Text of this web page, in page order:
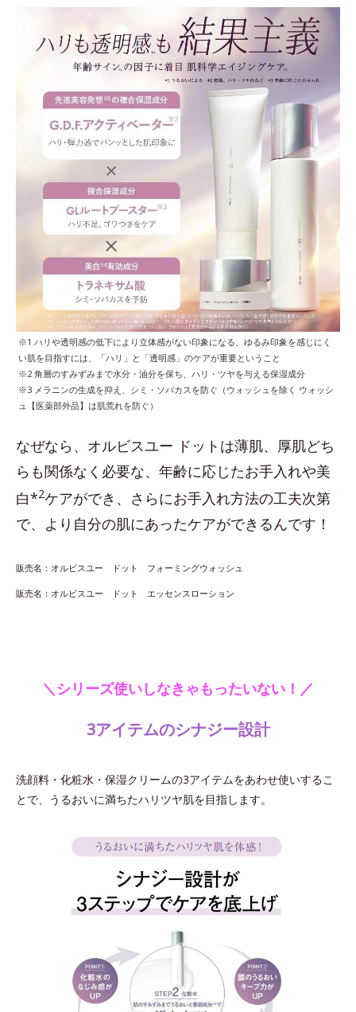
※1 ハリや透明感の低下により立体感がない印象になる、ゆるみ印象を感じにく
い肌を目指すには、「ハリ」と「透明感」のケアが重要ということ
※2 角層のすみずみまで水分・油分を保ち、ハリ・ツヤを与える保湿成分
※3 メラニンの生成を抑え、シミ・ソバカスを防ぐ（ウォッシュを除く ウォッシ
ュ【医薬部外品】は肌荒れを防ぐ）
なぜなら、オルビスユー ドットは薄肌、厚肌どち
らも関係なく必要な、年齢に応じたお手入れや美
白*2ケアができ、さらにお手入れ方法の工夫次第
で、より自分の肌にあったケアができるんです！
販売名：オルビスユー ドット フォーミングウォッシュ
販売名：オルビスユー ドット エッセンスローション
＼シリーズ使いしなきゃもったいない！／
3アイテムのシナジー設計
洗顔料・化粧水・保湿クリームの3アイテムをあわせ使いするこ
とで、うるおいに満ちたハリツヤ肌を目指します。